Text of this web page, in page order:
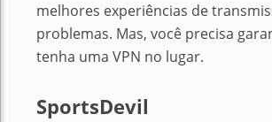
melhores experiências de
problemas. Mas, você precisa
tenha uma VPN no lugar.
SportsDevil